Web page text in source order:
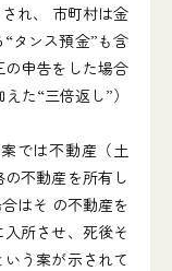
れ、 市町村は金
タンス預金”も含
申告をした場合
た“三倍返し”）
では不動産（土
不動産を所有し
はそ の不動産を
所させ、死後そ
う案が示されて